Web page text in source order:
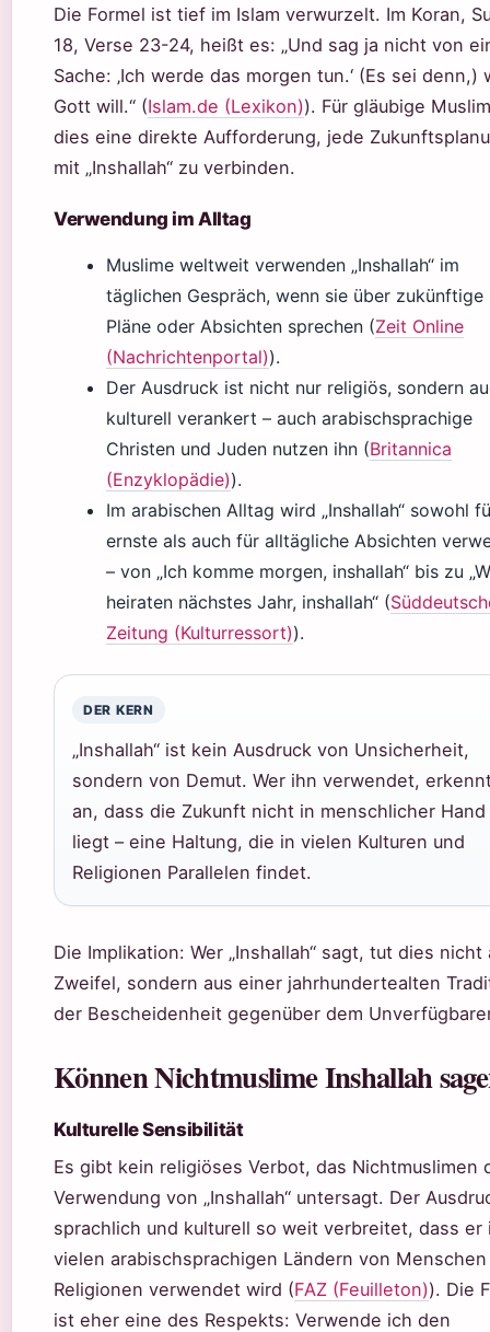
Die Formel ist tief im Islam verwurzelt. Im Koran,
18, Verse 23-24, heißt es: „Und sag ja nicht von
Sache: ‚Ich werde das morgen tun.‘ (Es sei denn,)
Gott will.“ (Islam.de (Lexikon)). Für gläubige
dies eine direkte Aufforderung, jede
mit „Inshallah“ zu verbinden.
Verwendung im Alltag
Muslime weltweit verwenden „Inshallah“ im
täglichen Gespräch, wenn sie über zukünftige
Pläne oder Absichten sprechen (Zeit Online
(Nachrichtenportal)).
Der Ausdruck ist nicht nur religiös, sondern
kulturell verankert – auch arabischsprachige
Christen und Juden nutzen ihn (Britannica
(Enzyklopädie)).
Im arabischen Alltag wird „Inshallah“ sowohl
ernste als auch für alltägliche Absichten
– von „Ich komme morgen, inshallah“ bis zu
heiraten nächstes Jahr, inshallah“ (
Zeitung (Kulturressort)).
DER KERN
„Inshallah“ ist kein Ausdruck von Unsicherheit,
sondern von Demut. Wer ihn verwendet,
an, dass die Zukunft nicht in menschlicher Hand
liegt – eine Haltung, die in vielen Kulturen und
Religionen Parallelen findet.
Die Implikation: Wer „Inshallah“ sagt, tut dies nicht
Zweifel, sondern aus einer jahrhundertealten
der Bescheidenheit gegenüber dem
Können Nichtmuslime Inshallah
Kulturelle Sensibilität
Es gibt kein religiöses Verbot, das Nichtmuslimen
Verwendung von „Inshallah“ untersagt. Der
sprachlich und kulturell so weit verbreitet, dass er
vielen arabischsprachigen Ländern von
Religionen verwendet wird (FAZ (Feuilleton)). Die
ist eher eine des Respekts: Verwende ich den